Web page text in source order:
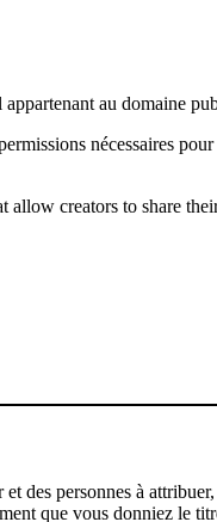
au domaine
nécessaires
creators to share
des personnes à
que vous donniez le